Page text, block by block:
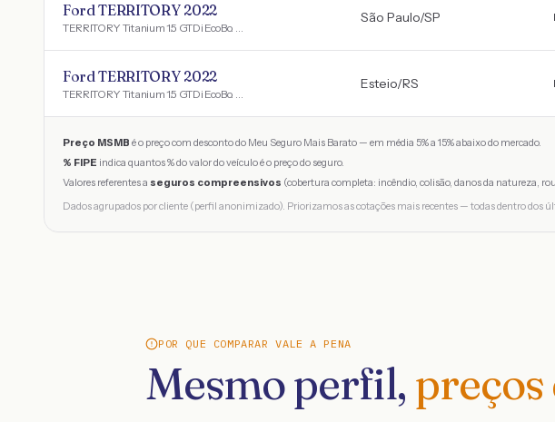
Ford TERRITORY 2022
TERRITORY Titanium 1.5 GTDi EcoBo. Aut.
São Paulo/SP
Ford TERRITORY 2022
TERRITORY Titanium 1.5 GTDi EcoBo. Aut.
Esteio/RS
Preço MSMB é o preço com desconto do Meu Seguro Mais Barato — em média 5% a 15% abaixo do mercado.
% FIPE indica quantos % do valor do veículo é o preço do seguro.
Valores referentes a seguros compreensivos (cobertura completa: incêndio, colisão, danos da natureza,
Dados agrupados por cliente (perfil anonimizado). Priorizamos as cotações mais recentes — todas dentro dos
POR QUE COMPARAR VALE A PENA
Mesmo perfil, preços